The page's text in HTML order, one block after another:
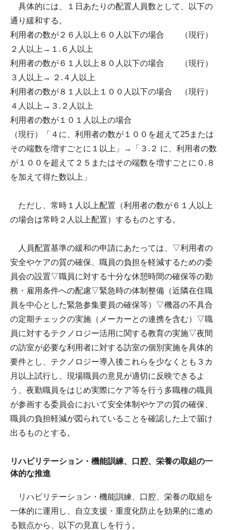
具体的には、１日あたりの配置人員数として、以下の
通り緩和する。
利用者の数が２６人以上６０人以下の場合 （現行）
２人以上→１.６人以上
利用者の数が６１人以上８０人以下の場合 （現行）
３人以上→ ２.４人以上
利用者の数が８１人以上１００人以下の場合 （現行）
４人以上→３.２人以上
利用者の数が１０１人以上の場合
（現行）「４に、利用者の数が１００を超えて25または
その端数を増すごとに１以上」→「３.２ に、利用者の数
が１００を超えて２５またはその端数を増すごとに０.８
を加えて得た数以上」
ただし、常時１人以上配置（利用者の数が６１人以上
の場合は常時２人以上配置）するものとする。
人員配置基準の緩和の申請にあたっては、▽利用者の
安全やケアの質の確保、職員の負担を軽減するための委
員会の設置▽職員に対する十分な休憩時間の確保等の勤
務・雇用条件への配慮▽緊急時の体制整備（近隣在住職
員を中心とした緊急参集要員の確保等）▽機器の不具合
の定期チェックの実施（メーカーとの連携を含む）▽職
員に対するテクノロジー活用に関する教育の実施▽夜間
の訪室が必要な利用者に対する訪室の個別実施を具体的
要件とし、テクノロジー導入後これらを少なくとも３カ
月以上試行し、現場職員の意見が適切に反映できるよ
う、夜勤職員をはじめ実際にケア等を行う多職種の職員
が参画する委員会において安全体制やケアの質の確保、
職員の負担軽減が図られていることを確認した上で届け
出るものとする。
リハビリテーション・機能訓練、口腔、栄養の取組の一
体的な推進
リハビリテーション・機能訓練、口腔、栄養の取組を
一体的に運用し、自立支援・重度化防止を効果的に進め
る観点から、以下の見直しを行う。